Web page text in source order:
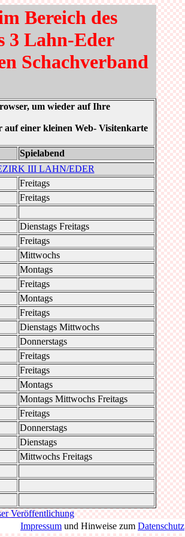
Bereich des
3 Lahn-Eder
Schachverband
um wieder auf Ihre
auf einer kleinen Web- Visitenkarte
Spielabend
III LAHN/EDER
Freitags
Freitags
Dienstags Freitags
Freitags
Mittwochs
Montags
Freitags
Montags
Freitags
Dienstags Mittwochs
Donnerstags
Freitags
Freitags
Montags
Montags Mittwochs Freitags
Freitags
Donnerstags
Dienstags
Mittwochs Freitags
Veröffentlichung
Impressum und Hinweise zum Datenschutz